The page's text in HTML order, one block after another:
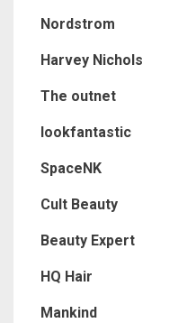
Nordstrom
Harvey Nichols
The outnet
lookfantastic
SpaceNK
Cult Beauty
Beauty Expert
HQ Hair
Mankind